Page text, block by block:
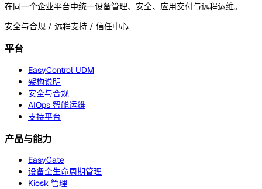
在同一个企业平台中统一设备管理、安全、应用交付与远程运维。
安全与合规 / 远程支持 / 信任中心
平台
EasyControl UDM
架构说明
安全与合规
AIOps 智能运维
支持平台
产品与能力
EasyGate
设备全生命周期管理
Kiosk 管理